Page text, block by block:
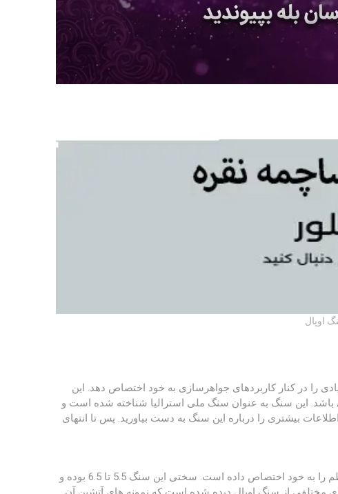
اوپال
را در کنار کاربردهای جواهرسازی به خود اختصاص دهد. این
این سنگ به عنوان سنگ ملی استرالیا شناخته شده است و
بیشتری را درباره این سنگ به دست بیاورید. پس تا انتهای
این سنگ از جنس سیلیکات های آبدار می باشد که شکلی آمورف و یا بی نظم را به خود اختصاص داده است. سختی این سنگ 5.5 تا 6.5 بوده و